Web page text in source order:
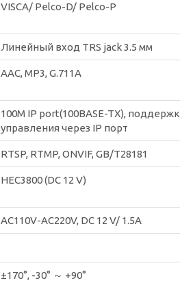
VISCA/ Pelco-D/ Pelco-P
Линейный вход TRS jack 3.5 мм
AAC, MP3, G.711A
100M IP port(100BASE-TX),
управления через IP порт
RTSP, RTMP, ONVIF, GB/T28181
HEC3800 (DC 12 V)
AC110V-AC220V, DC 12 V/ 1.5A
±170°, -30° ～ +90°